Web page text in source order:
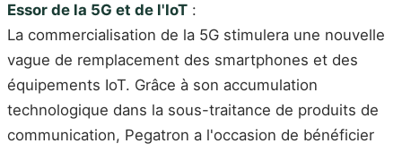
Essor de la 5G et de l'IoT :
La commercialisation de la 5G stimulera une nouvelle
vague de remplacement des smartphones et des
équipements IoT. Grâce à son accumulation
technologique dans la sous-traitance de produits de
communication, Pegatron a l'occasion de bénéficier